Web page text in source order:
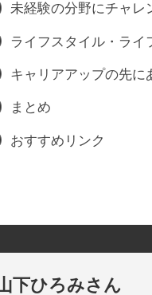
未経験の分野にチャレ
ライフスタイル・ライ
キャリアアップの先に
まとめ
おすすめリンク
下ひろみさん